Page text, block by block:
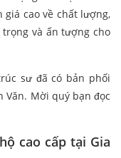
giá cao về chất lượng,
trọng và ấn tượng cho
sư đã có bản phối
Văn. Mời quý bạn đọc
cao cấp tại Gia